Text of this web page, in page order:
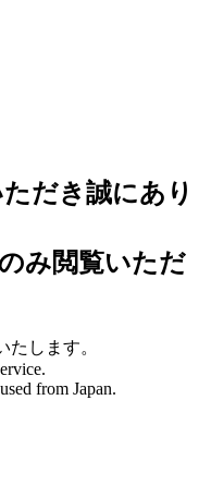
だき誠にあり
み閲覧いただ
たします。
from Japan.